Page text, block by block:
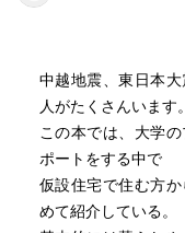
中越地震、東日本
人がたくさんいます。
この本では、大学
ポートをする中で
仮設住宅で住む方
めて紹介している。